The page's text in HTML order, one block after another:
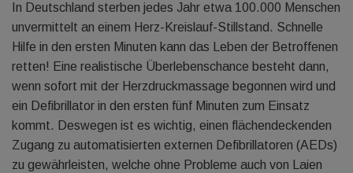
In Deutschland sterben jedes Jahr etwa 100.000 Menschen
unvermittelt an einem Herz-Kreislauf-Stillstand. Schnelle
Hilfe in den ersten Minuten kann das Leben der Betroffenen
retten! Eine realistische Überlebenschance besteht dann,
wenn sofort mit der Herzdruckmassage begonnen wird und
ein Defibrillator in den ersten fünf Minuten zum Einsatz
kommt. Deswegen ist es wichtig, einen flächendeckenden
Zugang zu automatisierten externen Defibrillatoren (AEDs)
zu gewährleisten, welche ohne Probleme auch von Laien